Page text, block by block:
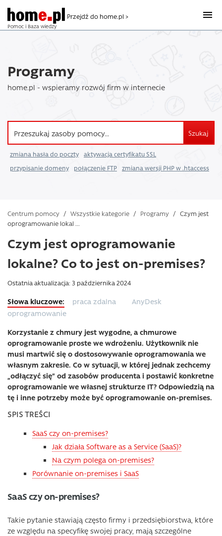
Pomoc i Baza wiedzy
Przejdź do home.pl >
Programy
home.pl - wspieramy rozwój firm w internecie
Szukaj
zmiana hasła do poczty
aktywacja certyfikatu SSL
przypisanie domeny
połączenie FTP zmiana wersji PHP w .htaccess
Centrum pomocy / Wszystkie kategorie / Programy / Czym jest
oprogramowanie lokal ...
Czym jest oprogramowanie
lokalne? Co to jest on-premises?
Ostatnia aktualizacja: 3 października 2024
praca zdalna
AnyDesk
oprogramowanie
Korzystanie z chmury jest wygodne, a chmurowe
oprogramowanie proste we wdrożeniu. Użytkownik nie
musi martwić się o dostosowywanie oprogramowania we
własnym zakresie. Co w sytuacji, w której jednak zechcemy
„odłączyć się” od zasobów producenta i postawić konkretne
oprogramowanie we własnej strukturze IT? Odpowiedzią na
tę i inne potrzeby może być oprogramowanie on-premises.
SPIS TREŚCI
SaaS czy on-premises?
Jak działa Software as a Service (SaaS)?
Na czym polega on-premises?
Porównanie on-premises i SaaS
SaaS czy on-premises?
Takie pytanie stawiają często firmy i przedsiębiorstwa, które
ze względu na specyfikę swojej pracy, mają szczególne